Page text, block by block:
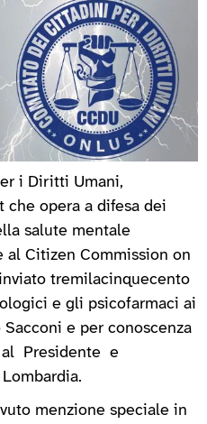
i Diritti Umani,
che opera a difesa dei
salute mentale
Citizen Commission on
tremilacinquecento
e gli psicofarmaci ai
e per conoscenza
al Presidente e
menzione speciale in